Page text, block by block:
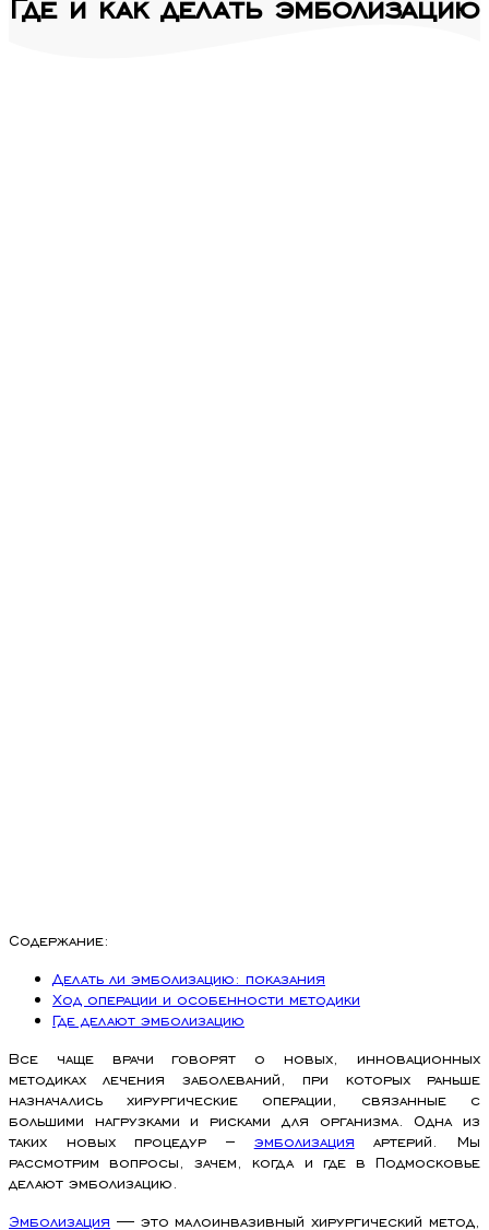
Содержание:
Делать ли эмболизацию: показания
Ход операции и особенности методики
Где делают эмболизацию
Все чаще врачи говорят о новых, инновационных
методиках лечения заболеваний, при которых раньше
назначались хирургические операции, связанные с
большими нагрузками и рисками для организма. Одна из
таких новых процедур – эмболизация артерий. Мы
рассмотрим вопросы, зачем, когда и где в Подмосковье
делают эмболизацию.
Эмболизация — это малоинвазивный хирургический метод,